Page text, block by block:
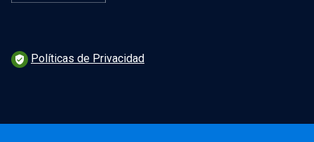
verified_user Políticas de Privacidad